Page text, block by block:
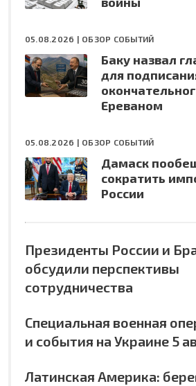
05.08.2026 | ОБЗОР СОБЫТИЙ
Баку назвал
для
Ереваном
05.08.2026 | ОБЗОР СОБЫТИЙ
Дамаск
сократить
России
Президенты России и
обсудили перспективы
сотрудничества
Специальная военная
и события на Украине 5
Латинская Америка: